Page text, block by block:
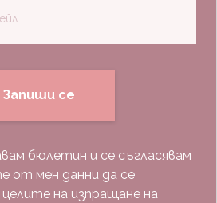
Запиши се
бюлетин и се съгласявам
от мен данни да се
на изпращане на